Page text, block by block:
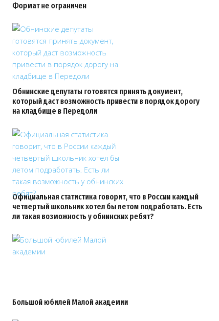
Формат не ограничен
Обнинские депутаты готовятся принять документ,
который даст возможность привести в порядок дорогу
на кладбище в Передоли
Официальная статистика говорит, что в России каждый
четвертый школьник хотел бы летом подработать. Есть
ли такая возможность у обнинских ребят?
Большой юбилей Малой академии